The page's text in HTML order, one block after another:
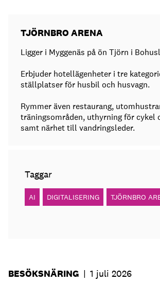
TJÖRNBRO ARENA
Ligger i Myggenäs på ön Tjörn i
Erbjuder hotellägenheter i tre
ställplatser för husbil och husvagn.
Rymmer även restaurang,
träningsområden, uthyrning för cykel
samt närhet till vandringsleder.
Taggar
AI DIGITALISERING TJÖRNBRO
BESÖKSNÄRING | 1 juli 2026